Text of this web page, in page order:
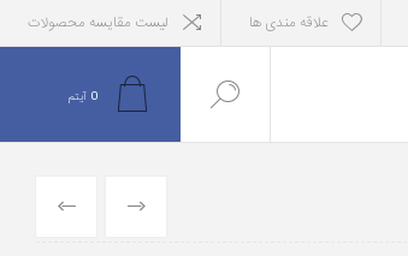
علاقه مندی ها لیست مقایسه محصولات
0 آیتم
بعدی